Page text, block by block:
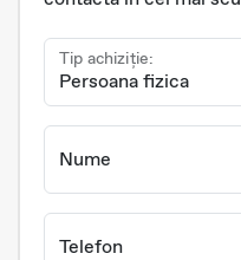
Tip achiziție:
Nume
Telefon